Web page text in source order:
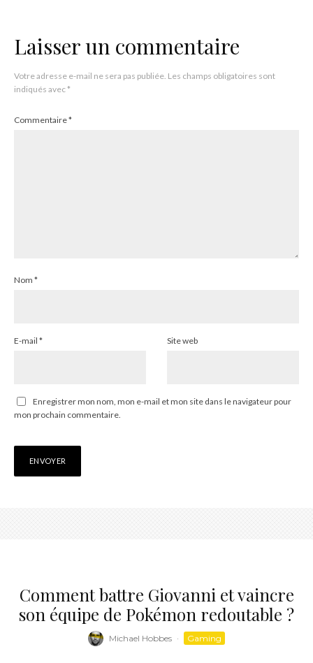
Laisser un commentaire
Votre adresse e-mail ne sera pas publiée. Les champs obligatoires sont
indiqués avec*
Commentaire*
Nom *
E-mail * Site web
Enregistrer mon nom, mon e-mail et mon site dans le navigateur pour
mon prochain commentaire.
Comment battre Giovanni et vaincre
son équipe de Pokémon redoutable ?
Michael Hobbes · Gaming